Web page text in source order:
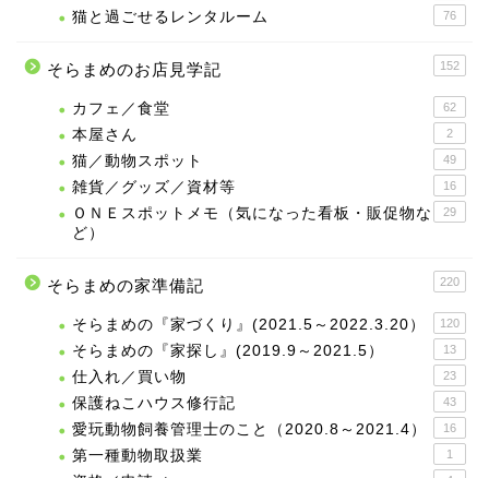
猫と過ごせるレンタルーム 76
そらまめのお店見学記 152
カフェ／食堂 62
本屋さん 2
猫／動物スポット 49
雑貨／グッズ／資材等 16
ＯＮＥスポットメモ（気になった看板・販促物な
ど）
29
そらまめの家準備記 220
そらまめの『家づくり』(2021.5～2022.3.20） 120
そらまめの『家探し』(2019.9～2021.5） 13
仕入れ／買い物 23
保護ねこハウス修行記 43
愛玩動物飼養管理士のこと（2020.8～2021.4） 16
第一種動物取扱業 1